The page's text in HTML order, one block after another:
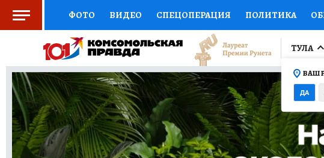
ФОТО ВИДЕО СПЕЦОПЕРАЦИЯ ПОЛИТИКА
СОЦПОДДЕРЖКА НАУКА СПОРТ КОЛУМНИСТЫ
ВЫБОР ЭКСПЕРТОВ ДОКТОР ФИНАНСЫ
КНИЖНАЯ ПОЛКА ПРОГНОЗЫ НА СПОРТ
ПРЕСС-ЦЕНТР НЕДВИЖИМОСТЬ ТЕЛЕВИЗОР
ТУЛА
ВАШ
ДА